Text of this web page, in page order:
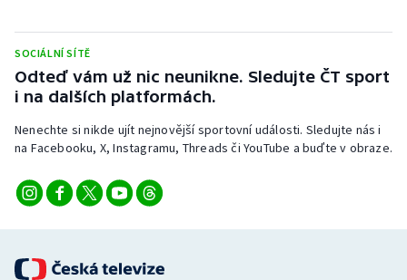
Triatlon
Veslování
Vodní slalom
Volejbal
SOCIÁLNÍ SÍTĚ
Odteď vám už nic neunikne. Sledujte ČT sport
i na dalších platformách.
Nenechte si nikde ujít nejnovější sportovní události. Sledujte nás i
na Facebooku, X, Instagramu, Threads či YouTube a buďte v obraze.